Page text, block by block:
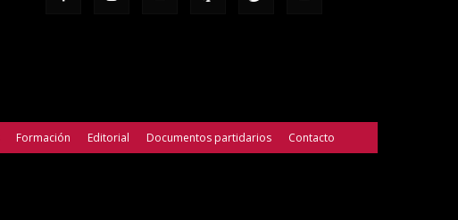
Formación Editorial Documentos partidarios Contacto